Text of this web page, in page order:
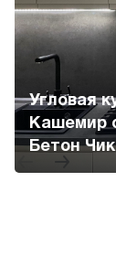
Угловая
Кашемир
Бетон